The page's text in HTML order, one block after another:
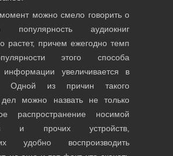
можно смело говорить о
аудиокниг
растет, причем ежегодно темп
этого способа
информации увеличивается в
Одной из причин такого
можно назвать не только
распространение носимой
и прочих устройств,
удобно воспроизводить